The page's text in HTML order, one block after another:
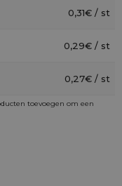
0,31€ / st
0,29€ / st
0,27€ / st
toevoegen om een